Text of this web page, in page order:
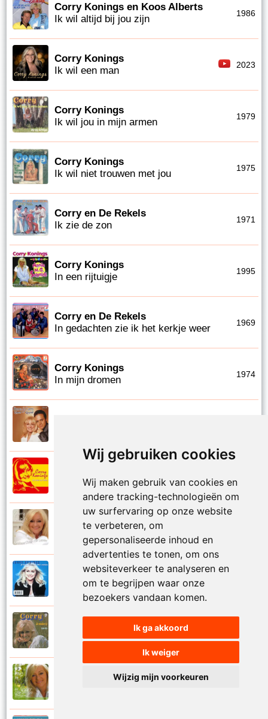
Wij gebruiken cookies
Wij maken gebruik van cookies en
andere tracking-technologieën om
uw surfervaring op onze website
te verbeteren, om
gepersonaliseerde inhoud en
advertenties te tonen, om ons
websiteverkeer te analyseren en
om te begrijpen waar onze
bezoekers vandaan komen.
Ik ga akkoord
Ik weiger
Wijzig mijn voorkeuren
Corry Konings en Koos Alberts
Ik wil altijd bij jou zijn
1986
Corry Konings
Ik wil een man
2023
Corry Konings
Ik wil jou in mijn armen
1979
Corry Konings
Ik wil niet trouwen met jou
1975
Corry en De Rekels
Ik zie de zon
1971
Corry Konings
In een rijtuigje
1995
Corry en De Rekels
In gedachten zie ik het kerkje weer
1969
Corry Konings
In mijn dromen
1974
In vuur en vlam
Corry Konings
Je hoeft me niet te bellen
Corry Konings
Je kan je leven nooit meer overdoen
Je moedertje
Corry Konings